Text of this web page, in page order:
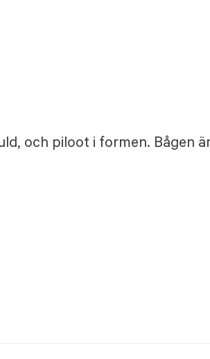
och piloot i formen. Bågen